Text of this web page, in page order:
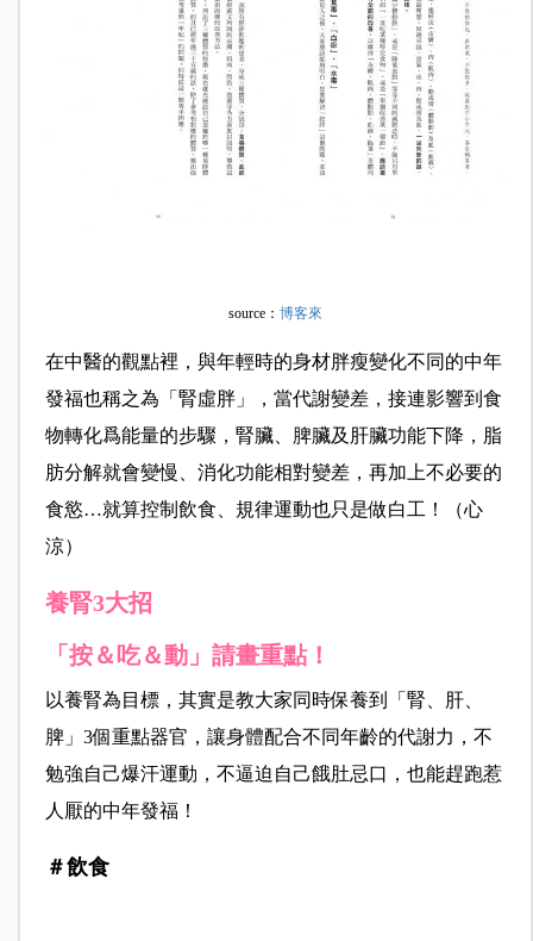
source： 博客來
在中醫的觀點裡，與年輕時的身材胖瘦變化不同的中年
發福也稱之為「腎虛胖」，當代謝變差，接連影響到食
物轉化爲能量的步驟，腎臟、脾臟及肝臟功能下降，脂
肪分解就會變慢、消化功能相對變差，再加上不必要的
食慾…就算控制飲食、規律運動也只是做白工！（心
涼）
養腎3大招
「按＆吃＆動」請畫重點！
以養腎為目標，其實是教大家同時保養到「腎、肝、
脾」3個重點器官，讓身體配合不同年齡的代謝力，不
勉強自己爆汗運動，不逼迫自己餓肚忌口，也能趕跑惹
人厭的中年發福！
＃飲食